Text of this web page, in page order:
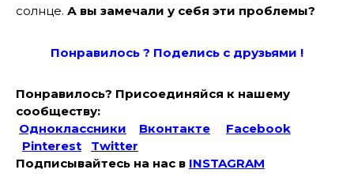
солнце. А вы замечали у себя эти проблемы?
Понравилось ? Поделись с друзьями !
Понравилось? Присоединяйся к нашему
сообществу:
Одноклассники
Вконтакте
Facebook
Pinterest
Twitter
Подписывайтесь на наc в INSTAGRAM